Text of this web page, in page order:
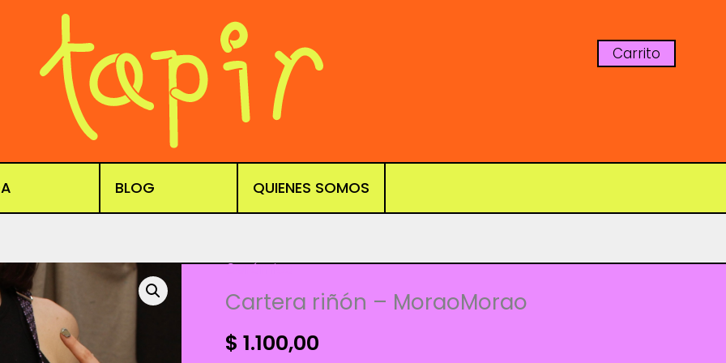
Carrito
BLOG QUIENES SOMOS
Cerámica
Cartera riñón – MoraoMorao
$ 1.100,00